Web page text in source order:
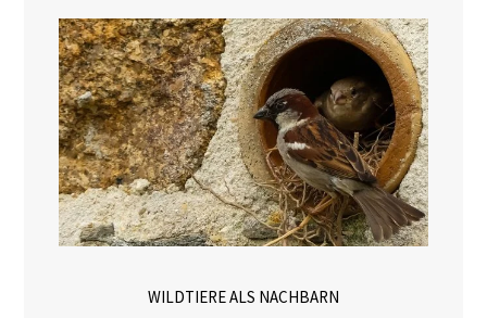
WILDTIERE ALS NACHBARN